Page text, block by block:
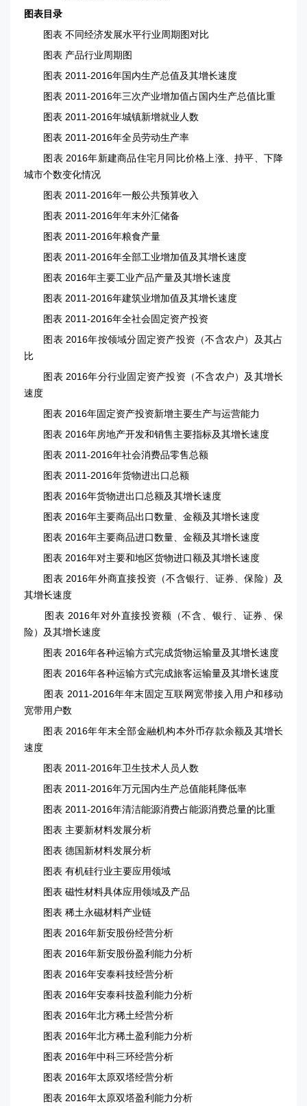
图表目录
图表 不同经济发展水平行业周期图对比
图表 产品行业周期图
图表 2011-2016年国内生产总值及其增长速度
图表 2011-2016年三次产业增加值占国内生产总值比重
图表 2011-2016年城镇新增就业人数
图表 2011-2016年全员劳动生产率
图表 2016年新建商品住宅月同比价格上涨、持平、下降
城市个数变化情况
图表 2011-2016年一般公共预算收入
图表 2011-2016年年末外汇储备
图表 2011-2016年粮食产量
图表 2011-2016年全部工业增加值及其增长速度
图表 2016年主要工业产品产量及其增长速度
图表 2011-2016年建筑业增加值及其增长速度
图表 2011-2016年全社会固定资产投资
图表 2016年按领域分固定资产投资（不含农户）及其占
比
图表 2016年分行业固定资产投资（不含农户）及其增长
速度
图表 2016年固定资产投资新增主要生产与运营能力
图表 2016年房地产开发和销售主要指标及其增长速度
图表 2011-2016年社会消费品零售总额
图表 2011-2016年货物进出口总额
图表 2016年货物进出口总额及其增长速度
图表 2016年主要商品出口数量、金额及其增长速度
图表 2016年主要商品进口数量、金额及其增长速度
图表 2016年对主要和地区货物进口额及其增长速度
图表 2016年外商直接投资（不含银行、证券、保险）及
其增长速度
图表 2016年对外直接投资额（不含、银行、证券、保
险）及其增长速度
图表 2016年各种运输方式完成货物运输量及其增长速度
图表 2016年各种运输方式完成旅客运输量及其增长速度
图表 2011-2016年年末固定互联网宽带接入用户和移动
宽带用户数
图表 2016年年末全部金融机构本外币存款余额及其增长
速度
图表 2011-2016年卫生技术人员人数
图表 2011-2016年万元国内生产总值能耗降低率
图表 2011-2016年清洁能源消费占能源消费总量的比重
图表 主要新材料发展分析
图表 德国新材料发展分析
图表 有机硅行业主要应用领域
图表 磁性材料具体应用领域及产品
图表 稀土永磁材料产业链
图表 2016年新安股份经营分析
图表 2016年新安股份盈利能力分析
图表 2016年安泰科技经营分析
图表 2016年安泰科技盈利能力分析
图表 2016年北方稀土经营分析
图表 2016年北方稀土盈利能力分析
图表 2016年中科三环经营分析
图表 2016年太原双塔经营分析
图表 2016年太原双塔盈利能力分析